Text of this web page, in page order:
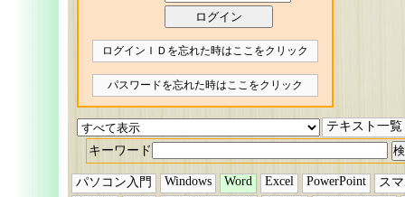
ログインＩＤを忘れた時はここをクリック
パスワードを忘れた時はここをクリック
テキスト一覧
キーワード
パソコン入門 Windows Word Excel PowerPoint
ス